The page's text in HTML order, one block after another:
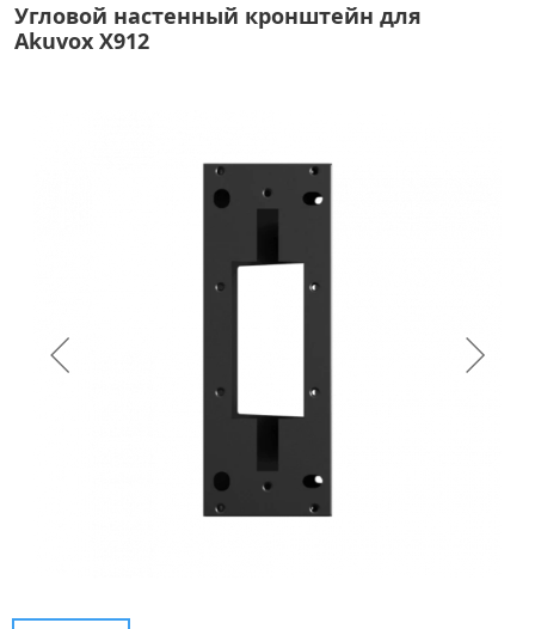
Угловой настенный кронштейн для
Akuvox X912